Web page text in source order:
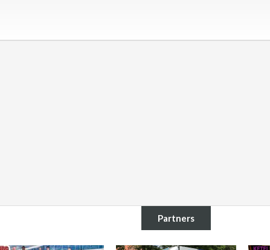
Partners